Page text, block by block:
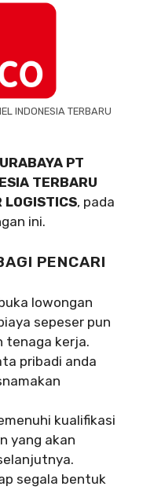
INDONESIA TERBARU
PT
TERBARU
LOGISTICS, pada
ini.
PENCARI
lowongan
sepeser pun
tenaga kerja.
pribadi anda
kualifikasi
yang akan
segala bentuk